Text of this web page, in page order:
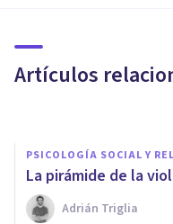
Artículos
importantes
PSICOLOGÍA SOCIAL Y
La pirámide de la
Adrián Triglia